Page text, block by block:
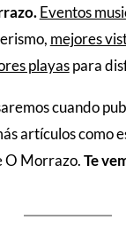
Eventos
mejores
playaspara
cuando
artículos como
O Morrazo.Te